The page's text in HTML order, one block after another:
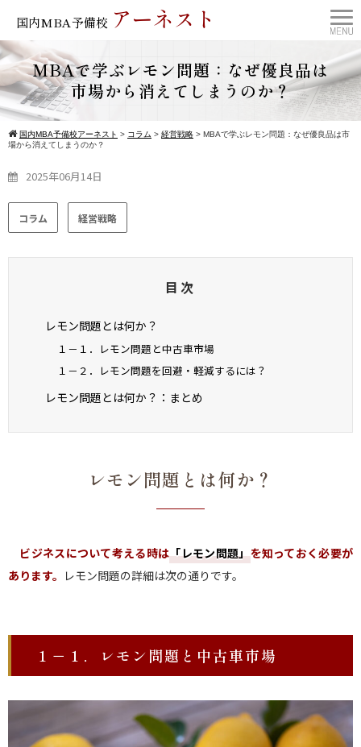
国内MBA予備校 アーネスト
MBAで学ぶレモン問題：なぜ優良品は
市場から消えてしまうのか？
国内MBA予備校アーネスト > コラム > 経営戦略 > MBAで学ぶレモン問題：なぜ優良品は市
場から消えてしまうのか？
2025年06月14日
コラム 経営戦略
目次
レモン問題とは何か？
１－１．レモン問題と中古車市場
１－２．レモン問題を回避・軽減するには？
レモン問題とは何か？：まとめ
レモン問題とは何か？
ビジネスについて考える時は「レモン問題」を知っておく必要が
あります。 レモン問題の詳細は次の通りです。
１－１．レモン問題と中古車市場